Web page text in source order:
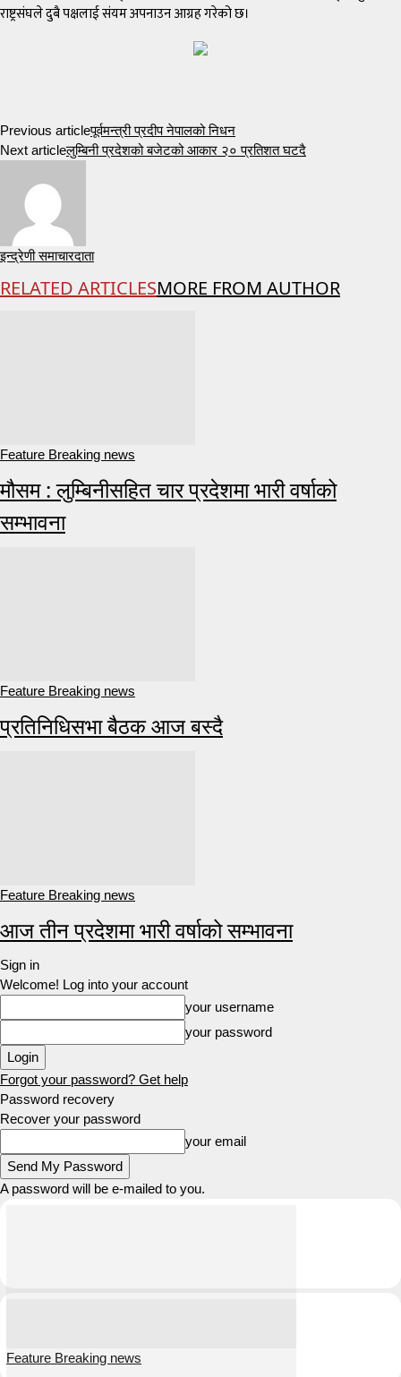
राष्ट्रसंघले दुबै पक्षलाई संयम अपनाउन आग्रह गरेको छ।
Previous articleपूर्वमन्त्री प्रदीप नेपालको निधन
Next articleलुम्बिनी प्रदेशको बजेटको आकार २० प्रतिशत घटदै
इन्द्रेणी समाचारदाता
RELATED ARTICLESMORE FROM AUTHOR
Feature Breaking news
मौसम : लुम्बिनीसहित चार प्रदेशमा भारी वर्षाको
सम्भावना
Feature Breaking news
प्रतिनिधिसभा बैठक आज बस्दै
Feature Breaking news
आज तीन प्रदेशमा भारी वर्षाको सम्भावना
Sign in
Welcome! Log into your account
your username
your password
Forgot your password? Get help
Password recovery
Recover your password
your email
A password will be e-mailed to you.
Feature Breaking news